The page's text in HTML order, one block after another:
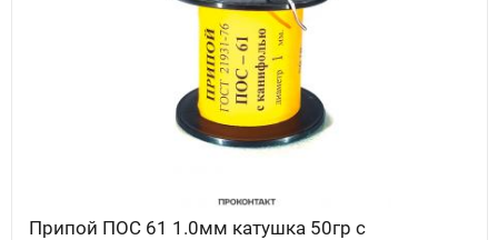
Припой ПОС 61 1.0мм катушка 50гр с